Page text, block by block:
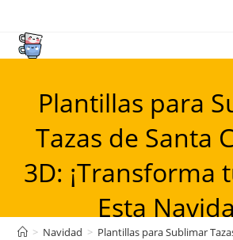
contenido
Plantillas para
Tazas de Santa
3D: ¡Transforma
Esta
> Navidad > Plantillas para Sublimar